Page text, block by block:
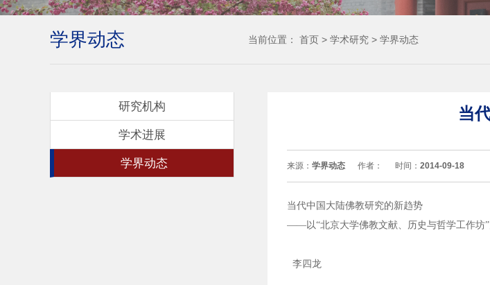
学界动态 当前位置： 首页 > 学术研究 > 学界动态
研究机构
学术进展
学界动态
当
来源： 学界动态 作者： 时间： 2014-09-18
当代中国大陆佛教研究的新趋势
——以“北京大学佛教文献、历史与哲学工作坊”
李四龙